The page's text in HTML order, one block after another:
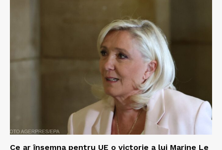
Ce ar însemna pentru UE o victorie a lui Marine Le